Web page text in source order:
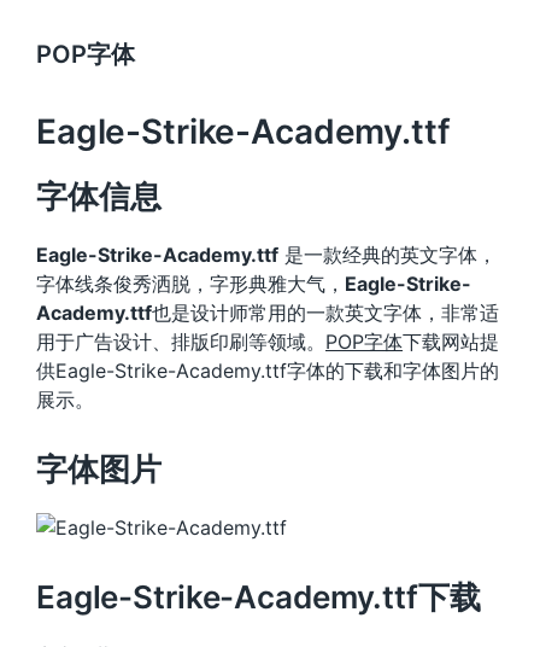
POP字体
Eagle-Strike-Academy.ttf
字体信息
Eagle-Strike-Academy.ttf 是一款经典的英文字体，
字体线条俊秀洒脱，字形典雅大气， Eagle-Strike-
Academy.ttf也是设计师常用的一款英文字体，非常适
用于广告设计、排版印刷等领域。 POP字体下载网站提
供Eagle-Strike-Academy.ttf字体的下载和字体图片的
展示。
字体图片
Eagle-Strike-Academy.ttf下载